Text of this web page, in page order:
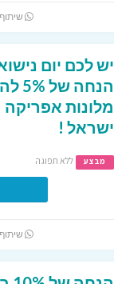
יש לכם יום
הנחה
מלונות אפריקה
ישראל !
מבצע ללא תפוגה